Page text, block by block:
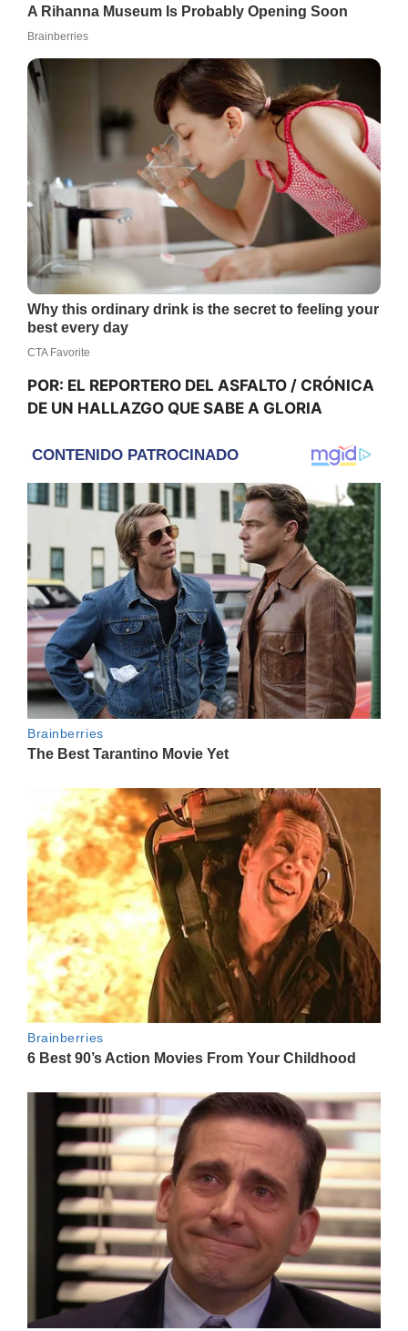
POR: EL REPORTERO DEL ASFALTO / CRÓNICA
DE UN HALLAZGO QUE SABE A GLORIA